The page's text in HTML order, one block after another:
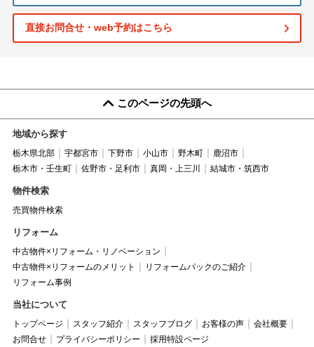
直接お問合せ・web予約はこちら
このページの先頭へ
地域から探す
栃木県北部 宇都宮市 下野市 小山市 野木町
鹿沼市
栃木市・壬生町
佐野市・足利市 真岡・上三川 結城市・筑西市
物件検索
売買物件検索
リフォーム
中古物件×リフォーム・リノベーション
中古物件×リフォームのメリット
リフォームパックのご紹介
リフォーム事例
当社について
トップページ スタッフ紹介 スタッフブログ お客様の声
会社概要
お問合せ
プライバシーポリシー 採用特設ページ